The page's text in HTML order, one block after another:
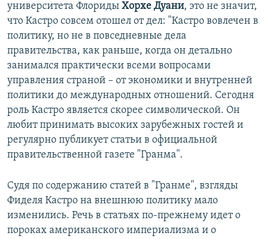
университета Флориды Хорхе Дуани, это не значит,
что Кастро совсем отошел от дел: "Кастро вовлечен в
политику, но не в повседневные дела
правительства, как раньше, когда он детально
занимался практически всеми вопросами
управления страной – от экономики и внутренней
политики до международных отношений. Сегодня
роль Кастро является скорее символической. Он
любит принимать высоких зарубежных гостей и
регулярно публикует статьи в официальной
правительственной газете "Гранма".
Судя по содержанию статей в "Гранме", взгляды
Фиделя Кастро на внешнюю политику мало
изменились. Речь в статьях по-прежнему идет о
пороках американского империализма и о